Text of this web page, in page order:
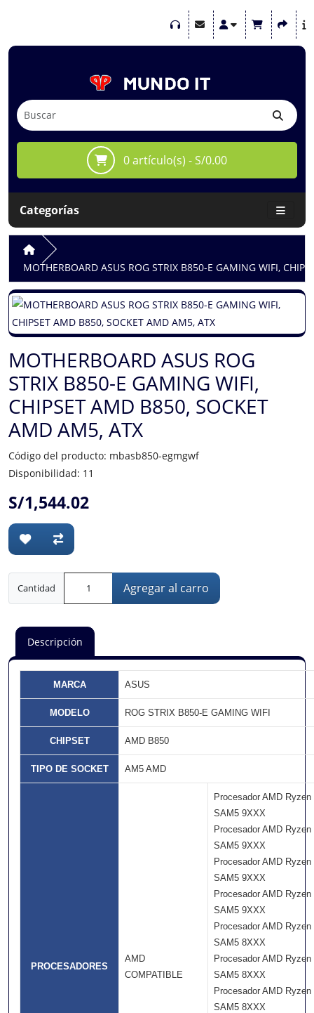
0 artículo(s) - S/0.00
Categorías
MOTHERBOARD ASUS ROG STRIX B850-E GAMING WIFI,
MOTHERBOARD ASUS ROG
STRIX B850-E GAMING WIFI,
CHIPSET AMD B850, SOCKET
AMD AM5, ATX
Código del producto: mbasb850-egmgwf
Disponibilidad: 11
S/1,544.02
Cantidad Agregar al carro
Descripción
MARCA ASUS
MODELO ROG STRIX B850-E GAMING WIFI
CHIPSET AMD B850
TIPO DE SOCKET AM5 AMD
PROCESADORES
AMD
COMPATIBLE
Procesador AMD Ryzen
SAM5 9XXX
Procesador AMD Ryzen
SAM5 9XXX
Procesador AMD Ryzen
SAM5 9XXX
Procesador AMD Ryzen
SAM5 9XXX
Procesador AMD Ryzen
SAM5 8XXX
Procesador AMD Ryzen
SAM5 8XXX
Procesador AMD Ryzen
SAM5 8XXX